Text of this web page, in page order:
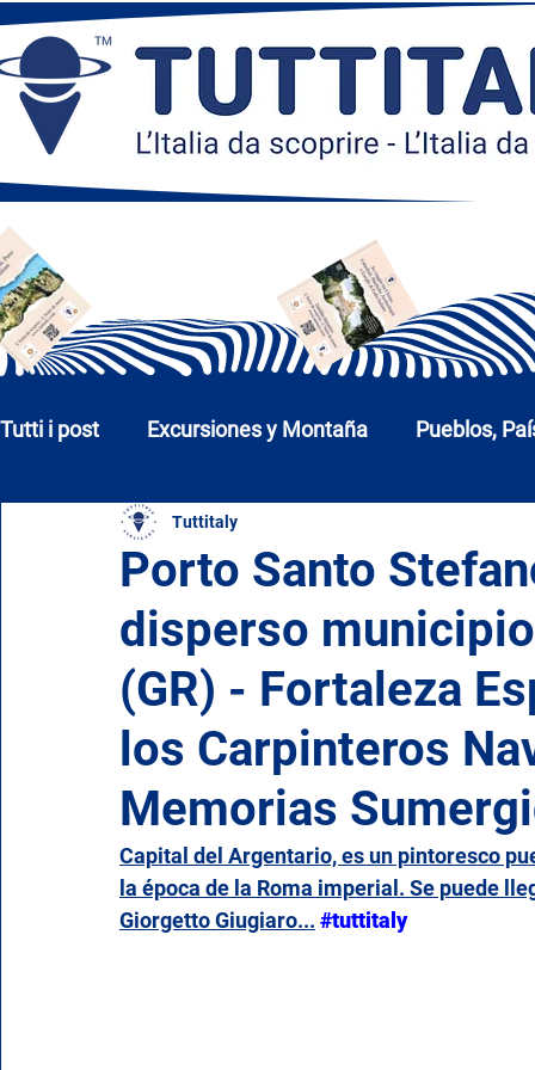
Tutti i post Excursiones y Montaña Pueblos,
Iglesias, Monumentos y Museos
Campania Emilia Romaña Friuli-Venecia
Piamonte
Valle de Aosta Véneto
Porto Santo
disperso
(GR) - Fortaleza
los Carpinteros
Memorias
Tuttitaly
Capital del Argentario, es un pintoresco
la época de la Roma imperial. Se puede
Giorgetto Giugiaro... #tuttitaly